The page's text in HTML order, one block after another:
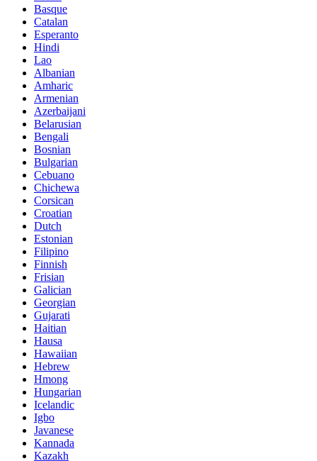
Basque
Catalan
Esperanto
Hindi
Lao
Albanian
Amharic
Armenian
Azerbaijani
Belarusian
Bengali
Bosnian
Bulgarian
Cebuano
Chichewa
Corsican
Croatian
Dutch
Estonian
Filipino
Finnish
Frisian
Galician
Georgian
Gujarati
Haitian
Hausa
Hawaiian
Hebrew
Hmong
Hungarian
Icelandic
Igbo
Javanese
Kannada
Kazakh